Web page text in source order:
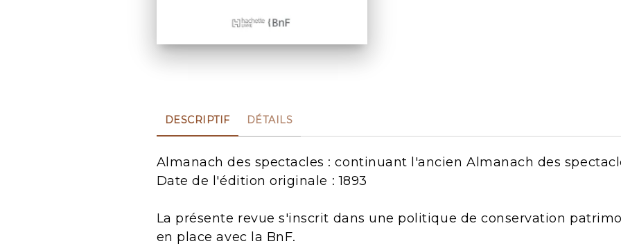
DESCRIPTIF DÉTAILS
Almanach des spectacles : continuant l'ancien Almanach des
Date de l'édition originale : 1893
La présente revue s'inscrit dans une politique de conservation
en place avec la BnF.